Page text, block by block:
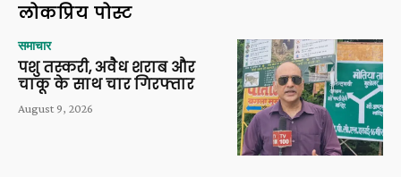
लोकप्रिय पोस्ट
समाचार
पशु तस्करी, अवैध शराब और
चाकू के साथ चार गिरफ्तार
August 9, 2026